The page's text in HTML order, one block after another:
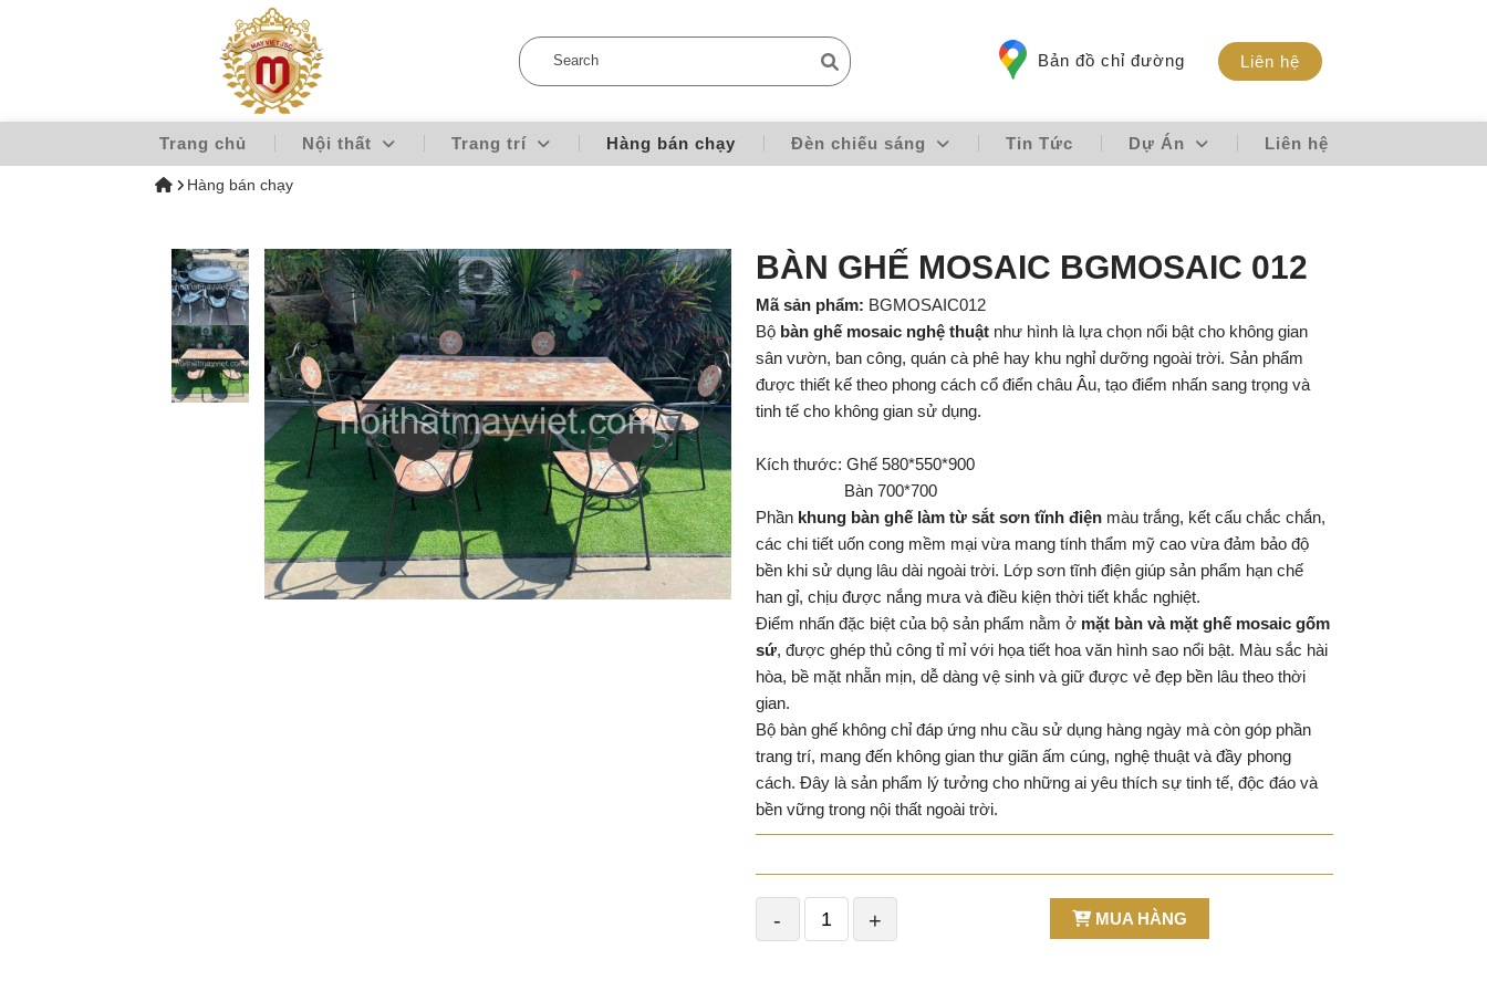
Bản đồ chỉ đường Liên hệ
Trang chủ Nội thất Trang trí Hàng bán chạy Đèn chiếu sáng Tin Tức Dự Án Liên hệ
Hàng bán chạy
BÀN GHẾ MOSAIC BGMOSAIC 012
Mã sản phẩm: BGMOSAIC012
Bộ bàn ghế mosaic nghệ thuậtnhư hình là lựa chọn nổi bật cho không gian
sân vườn, ban công, quán cà phê hay khu nghỉ dưỡng ngoài trời. Sản phẩm
được thiết kế theo phong cách cổ điển châu Âu, tạo điểm nhấn sang trọng và
tinh tế cho không gian sử dụng.
Kích thước: Ghế 580*550*900
Bàn 700*700
Phần khung bàn ghế làm từ sắt sơn tĩnh điệnmàu trắng, kết cấu chắc chắn,
các chi tiết uốn cong mềm mại vừa mang tính thẩm mỹ cao vừa đảm bảo độ
bền khi sử dụng lâu dài ngoài trời. Lớp sơn tĩnh điện giúp sản phẩm hạn chế
han gỉ, chịu được nắng mưa và điều kiện thời tiết khắc nghiệt.
Điểm nhấn đặc biệt của bộ sản phẩm nằm ở mặt bàn và mặt ghế mosaic gốm
sứ, được ghép thủ công tỉ mỉ với họa tiết hoa văn hình sao nổi bật. Màu sắc hài
hòa, bề mặt nhẵn mịn, dễ dàng vệ sinh và giữ được vẻ đẹp bền lâu theo thời
gian.
Bộ bàn ghế không chỉ đáp ứng nhu cầu sử dụng hàng ngày mà còn góp phần
trang trí, mang đến không gian thư giãn ấm cúng, nghệ thuật và đầy phong
cách. Đây là sản phẩm lý tưởng cho những ai yêu thích sự tinh tế, độc đáo và
bền vững trong nội thất ngoài trời.
- + MUA HÀNG